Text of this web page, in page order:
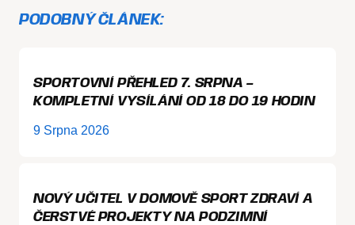
PODOBNÝ ČLÁNEK:
SPORTOVNÍ PŘEHLED 7. SRPNA –
KOMPLETNÍ VYSÍLÁNÍ OD 18 DO 19 HODIN
9 Srpna 2026
NOVÝ UČITEL V DOMOVĚ SPORT ZDRAVÍ A
ČERSTVÉ PROJEKTY NA PODZIMNÍ